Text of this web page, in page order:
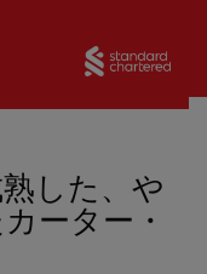
した、や
ーター・